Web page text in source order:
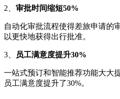
2、 审批时间缩短50%
自动化审批流程使得差旅申请的
以更快地获得出行批准。
3、 员工满意度提升30%
一站式预订和智能推荐功能大大
员工满意度提升了30%。